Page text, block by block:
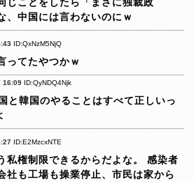
、中国には言わないのにｗ
ID:QxNzM5NjQ
ってたやつかｗ
16:09 ID:QyNDQ4Njk
と韓国のやることはすべて正しいっ
ID:E2MzcxNTE
私権制限できるからだよな。
感染者
社も工場も操業停止、市民は家から